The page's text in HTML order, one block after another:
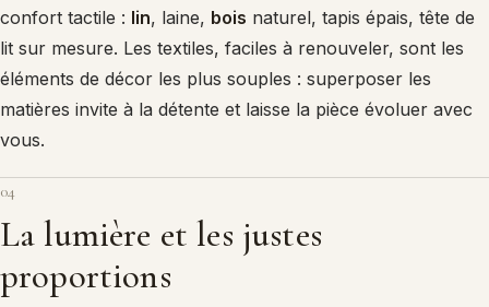
confort tactile : lin, laine, bois naturel, tapis épais, tête de
lit sur mesure. Les textiles, faciles à renouveler, sont les
éléments de décor les plus souples : superposer les
matières invite à la détente et laisse la pièce évoluer avec
vous.
04
La lumière et les justes
proportions